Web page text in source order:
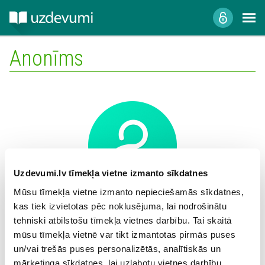
Uzdevumi.lv tīmekļa vietne izmanto sīkdatnes
Mūsu tīmekļa vietne izmanto nepieciešamās sīkdatnes,
kas tiek izvietotas pēc noklusējuma, lai nodrošinātu
tehniski atbilstošu tīmekļa vietnes darbību. Tai skaitā
mūsu tīmekļa vietnē var tikt izmantotas pirmās puses
un/vai trešās puses personalizētās, analītiskās un
mārketinga sīkdatnes, lai uzlabotu vietnes darbību,
Anonīms
Mācību iestāde: